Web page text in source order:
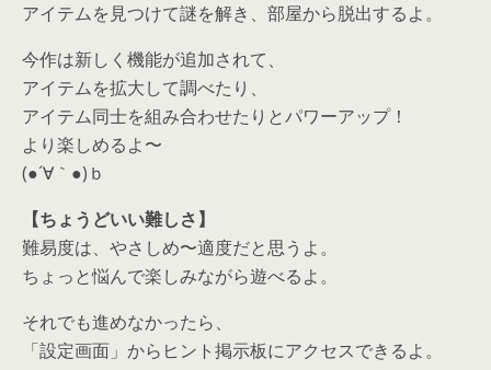
アイテムを見つけて謎を解き、部屋から脱出するよ。
今作は新しく機能が追加されて、
アイテムを拡大して調べたり、
アイテム同士を組み合わせたりとパワーアップ！
より楽しめるよ〜
(●´∀｀●)ｂ
【ちょうどいい難しさ】
難易度は、やさしめ〜適度だと思うよ。
ちょっと悩んで楽しみながら遊べるよ。
それでも進めなかったら、
「設定画面」からヒント掲示板にアクセスできるよ。